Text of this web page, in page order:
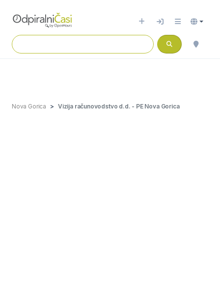
Nova Gorica Vizija računovodstvo d.d. - PE Nova Gorica